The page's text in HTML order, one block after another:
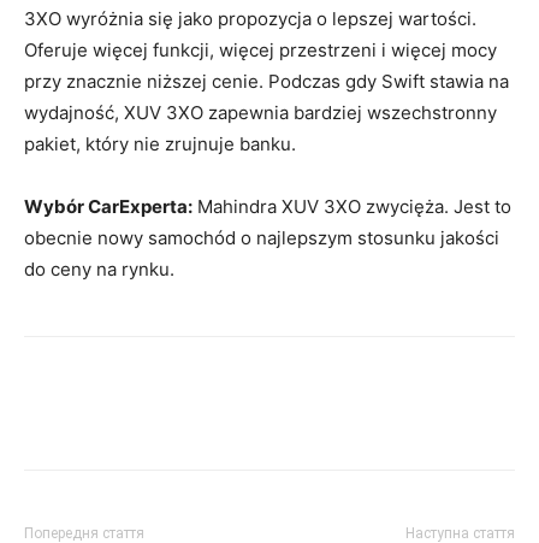
3XO wyróżnia się jako propozycja o lepszej wartości.
Oferuje więcej funkcji, więcej przestrzeni i więcej mocy
przy znacznie niższej cenie. Podczas gdy Swift stawia na
wydajność, XUV 3XO zapewnia bardziej wszechstronny
pakiet, który nie zrujnuje banku.
Wybór CarExperta: Mahindra XUV 3XO zwycięża. Jest to
obecnie nowy samochód o najlepszym stosunku jakości
do ceny na rynku.
Попередня стаття Наступна стаття